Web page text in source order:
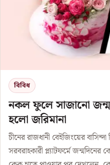
বিবিধ
নকল ফুলে সাজানো
হলো জরিমানা
চীনের রাজধানী বেইজিংয়ের
সরবরাহকারী প্ল্যাটফর্মে জন্মদিনের